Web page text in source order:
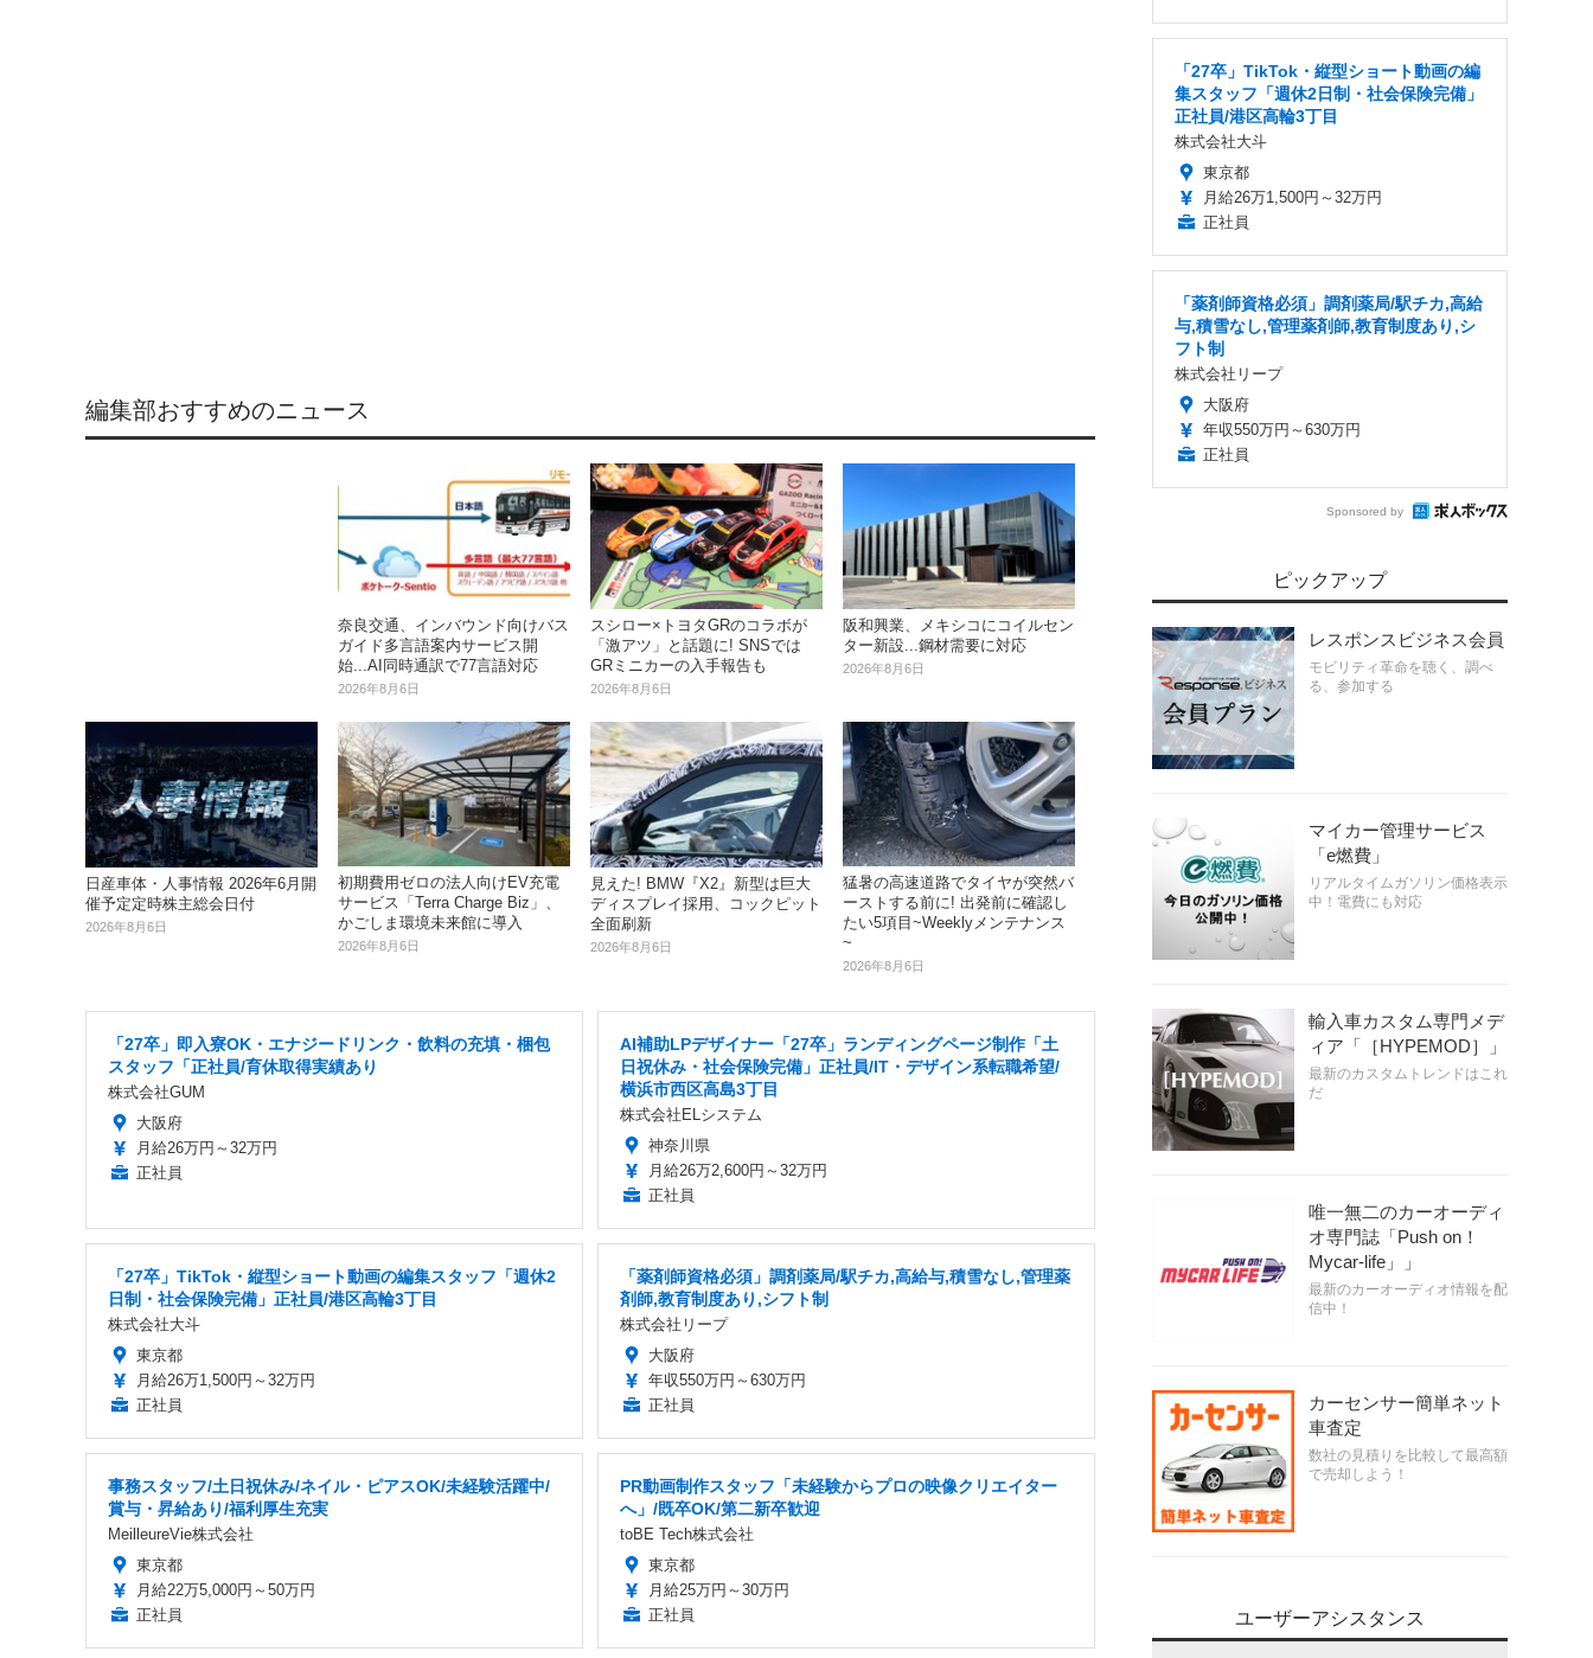
編集部おすすめのニュース
奈良交通、インバウンド向けバス
ガイド多言語案内サービス開
始...AI同時通訳で77言語対応
2026年8月6日
スシロー×トヨタGRのコラボが
「激アツ」と話題に! SNSでは
GRミニカーの入手報告も
2026年8月6日
阪和興業、メキシコにコイルセン
ター新設...鋼材需要に対応
2026年8月6日
日産車体・人事情報 2026年6月開
催予定定時株主総会日付
2026年8月6日
初期費用ゼロの法人向けEV充電
サービス「Terra Charge Biz」、
かごしま環境未来館に導入
2026年8月6日
見えた! BMW『X2』新型は巨大
ディスプレイ採用、コックピット
全面刷新
2026年8月6日
猛暑の高速道路でタイヤが突然バ
ーストする前に! 出発前に確認し
たい5項目~Weeklyメンテナンス
~
2026年8月6日
「27卒」即入寮OK・エナジードリンク・飲料の充填・梱包
スタッフ「正社員/育休取得実績あり
株式会社GUM
大阪府
月給26万円～32万円
正社員
AI補助LPデザイナー「27卒」ランディングページ制作「土
日祝休み・社会保険完備」正社員/IT・デザイン系転職希望/
横浜市西区高島3丁目
株式会社ELシステム
神奈川県
月給26万2,600円～32万円
正社員
「27卒」TikTok・縦型ショート動画の編集スタッフ「週休2
日制・社会保険完備」正社員/港区高輪3丁目
株式会社大斗
東京都
月給26万1,500円～32万円
正社員
「薬剤師資格必須」調剤薬局/駅チカ,高給与,積雪なし,管理薬
剤師,教育制度あり,シフト制
株式会社リープ
大阪府
年収550万円～630万円
正社員
事務スタッフ/土日祝休み/ネイル・ピアスOK/未経験活躍中/
賞与・昇給あり/福利厚生充実
MeilleureVie株式会社
東京都
月給22万5,000円～50万円
正社員
PR動画制作スタッフ「未経験からプロの映像クリエイター
へ」/既卒OK/第二新卒歓迎
toBE Tech株式会社
東京都
月給25万円～30万円
正社員
「27卒」TikTok・縦型ショート動画の編
集スタッフ「週休2日制・社会保険完備」
正社員/港区高輪3丁目
株式会社大斗
東京都
月給26万1,500円～32万円
正社員
「薬剤師資格必須」調剤薬局/駅チカ,高給
与,積雪なし,管理薬剤師,教育制度あり,シ
フト制
株式会社リープ
大阪府
年収550万円～630万円
正社員
Sponsored by
ピックアップ
レスポンスビジネス会員
モビリティ革命を聴く、調べ
る、参加する
マイカー管理サービス
「e燃費」
リアルタイムガソリン価格表示
中！電費にも対応
輸入車カスタム専門メデ
ィア「［HYPEMOD］」
最新のカスタムトレンドはこれ
だ
唯一無二のカーオーディ
オ専門誌「Push on！
Mycar-life」」
最新のカーオーディオ情報を配
信中！
カーセンサー簡単ネット
車査定
数社の見積りを比較して最高額
で売却しよう！
ユーザーアシスタンス